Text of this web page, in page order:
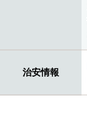
治安情報